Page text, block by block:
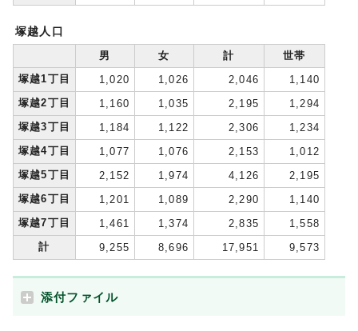
塚越人口
男 女 計
世帯
塚越1丁目
1,020 1,026 2,046
1,140
塚越2丁目
1,160 1,035 2,195
1,294
塚越3丁目
1,184 1,122 2,306
1,234
塚越4丁目
1,077 1,076 2,153
1,012
塚越5丁目
2,152 1,974 4,126
2,195
塚越6丁目
1,201 1,089 2,290
1,140
塚越7丁目
1,461 1,374 2,835
1,558
計
9,255 8,696 17,951 9,573
添付ファイル